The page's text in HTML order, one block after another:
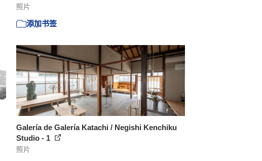
照片
添加书签
Galería de Galería Katachi / Negishi Kenchiku
Studio - 1
照片